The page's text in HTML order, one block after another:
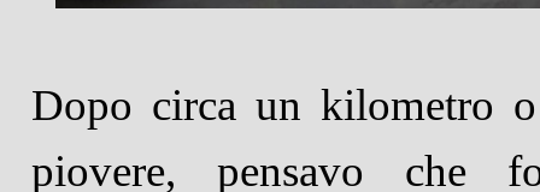
Dopo circa un kilometro
piovere, pensavo che